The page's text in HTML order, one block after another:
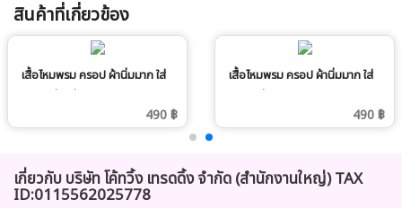
สินค้าที่เกี่ยวข้อง
เสื้อไหมพรม ครอป ผ้านิ่มมาก ใส่
สบาย สีกากี
490 ฿
เสื้อไหมพรม ครอป ผ้านิ่มมาก ใส่
สบาย สีแดง
490 ฿
เกี่ยวกับ บริษัท โค้ทวิ้ง เทรดดิ้ง จำกัด (สำนักงานใหญ่) TAX
ID:0115562025778